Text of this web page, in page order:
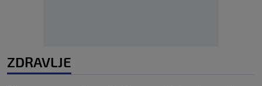
ZDRAVLJE